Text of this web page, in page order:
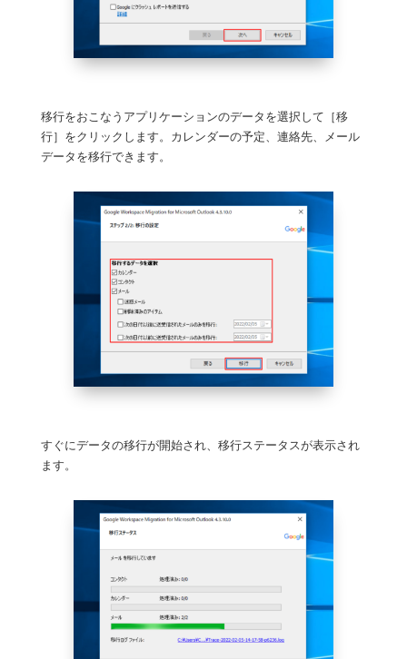
移行をおこなうアプリケーションのデータを選択して［移
行］をクリックします。カレンダーの予定、連絡先、メール
データを移行できます。
すぐにデータの移行が開始され、移行ステータスが表示され
ます。